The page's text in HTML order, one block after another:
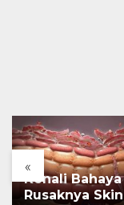
«
Kenali Bahaya
Rusaknya Skin